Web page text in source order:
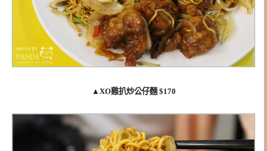
▲ XO雞扒炒公仔麵 $170